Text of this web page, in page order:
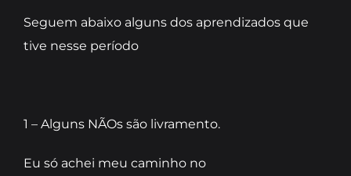
Seguem abaixo alguns dos aprendizados que
tive nesse período
1 – Alguns NÃOs são livramento.
Eu só achei meu caminho no